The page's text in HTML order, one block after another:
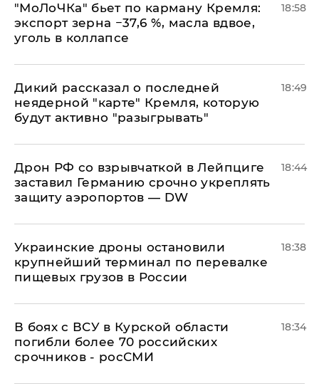
​"МоЛоЧКа" бьет по карману Кремля:
экспорт зерна −37,6 %, масла вдвое,
уголь в коллапсе
18:58
Дикий рассказал о последней
неядерной "карте" Кремля, которую
будут активно "разыгрывать"
18:49
​Дрон РФ со взрывчаткой в Лейпциге
заставил Германию срочно укреплять
защиту аэропортов — DW
18:44
Украинские дроны остановили
крупнейший терминал по перевалке
пищевых грузов в России
18:38
В боях с ВСУ в Курской области
погибли более 70 российских
срочников - росСМИ
18:34